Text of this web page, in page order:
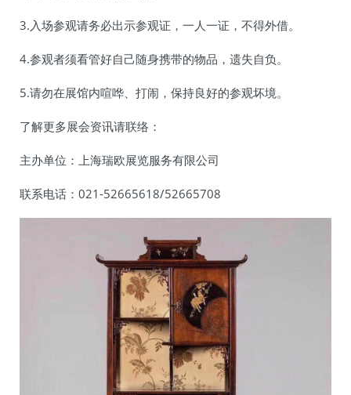
3.入场参观请务必出示参观证，一人一证，不得外借。
4.参观者须看管好自己随身携带的物品，遗失自负。
5.请勿在展馆内喧哗、打闹，保持良好的参观坏境。
了解更多展会资讯请联络：
主办单位：上海瑞欧展览服务有限公司
联系电话：021-52665618/52665708